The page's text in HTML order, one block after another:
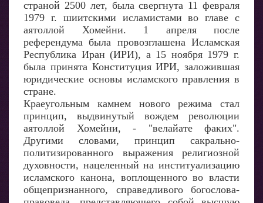
страной 2500 лет, была свергнута 11 февраля
1979 г. шиитскими исламистами во главе с
аятоллой Хомейни. 1 апреля после
референдума была провозглашена Исламская
Республика Иран (ИРИ), а 15 ноября 1979 г.
была принята Конституция ИРИ, заложившая
юридические основы исламского правления в
стране.
Краеугольным камнем нового режима стал
принцип, выдвинутый вождем революции
аятоллой Хомейни, - "велайате факих".
Другими словами, принцип сакрально-
политизированного выражения религиозной
духовности, нацеленный на институализацию
исламского канона, воплощенного во власти
общепризнанного, справедливого богослова-